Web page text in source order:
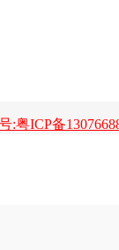
:粤ICP备